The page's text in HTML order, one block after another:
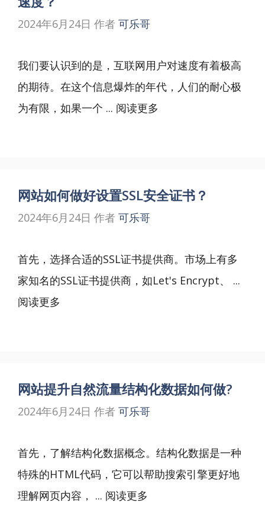
2024年6月24日 作者 可乐哥
我们要认识到的是，互联网用户对速度有着极高
的期待。在这个信息爆炸的年代，人们的耐心极
为有限，如果一个 ... 阅读更多
网站如何做好设置SSL安全证书？
2024年6月24日 作者 可乐哥
首先，选择合适的SSL证书提供商。市场上有多
家知名的SSL证书提供商，如Let's Encrypt、 ...
阅读更多
网站提升自然流量结构化数据如何做?
2024年6月24日 作者 可乐哥
首先，了解结构化数据概念。结构化数据是一种
特殊的HTML代码，它可以帮助搜索引擎更好地
理解网页内容， ... 阅读更多